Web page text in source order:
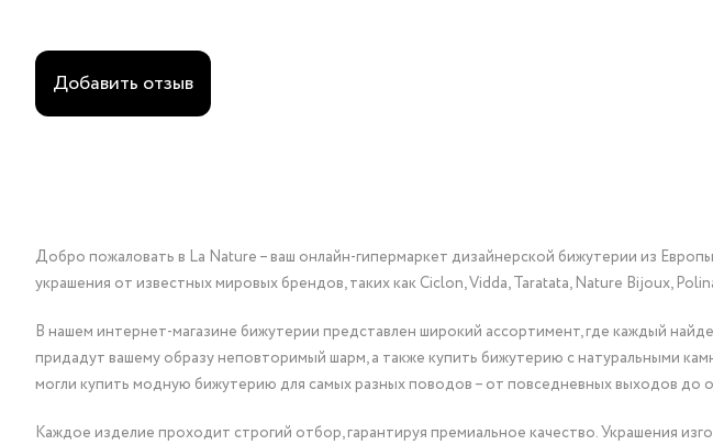
Добавить отзыв
Добро пожаловать в La Nature – ваш онлайн-гипермаркет дизайнерской бижутерии из
украшения от известных мировых брендов, таких как Ciclon, Vidda, Taratata, Nature Bijoux,
В нашем интернет-магазине бижутерии представлен широкий ассортимент, где каждый
придадут вашему образу неповторимый шарм, а также купить бижутерию с натуральными
могли купить модную бижутерию для самых разных поводов – от повседневных выходов до
Каждое изделие проходит строгий отбор, гарантируя премиальное качество. Украшения